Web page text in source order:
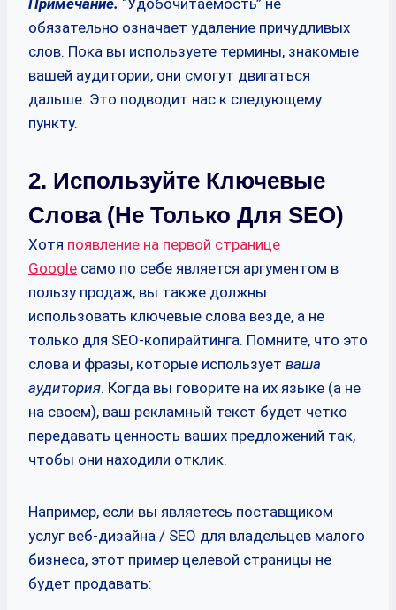
Примечание. “Удобочитаемость” не
обязательно означает удаление причудливых
слов. Пока вы используете термины, знакомые
вашей аудитории, они смогут двигаться
дальше. Это подводит нас к следующему
пункту.
2. Используйте Ключевые
Слова (не Только Для SEO)
Хотя появление на первой странице
Google само по себе является аргументом в
пользу продаж, вы также должны
использовать ключевые слова везде, а не
только для SEO-копирайтинга. Помните, что это
слова и фразы, которые использует ваша
аудитория. Когда вы говорите на их языке (а не
на своем), ваш рекламный текст будет четко
передавать ценность ваших предложений так,
чтобы они находили отклик.
Например, если вы являетесь поставщиком
услуг веб-дизайна / SEO для владельцев малого
бизнеса, этот пример целевой страницы не
будет продавать: